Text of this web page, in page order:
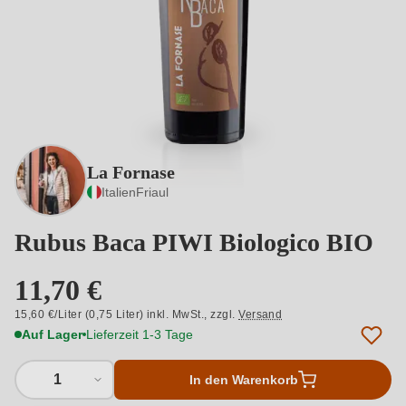
La Fornase
ItalienFriaul
Rubus Baca PIWI Biologico BIO
11,70 €
15,60 €/Liter (0,75 Liter) inkl. MwSt.,zzgl.Versand
Auf Lager Lieferzeit 1-3 Tage
1 In den Warenkorb